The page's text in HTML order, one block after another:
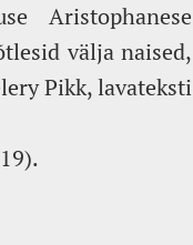
Aristophanese
välja naised,
Pikk, lavateksti